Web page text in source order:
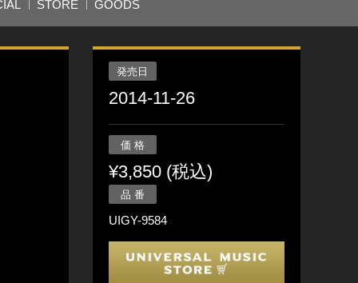
STORE GOODS
発売日
2014-11-26
価 格
¥3,850 (税込)
品 番
UIGY-9584